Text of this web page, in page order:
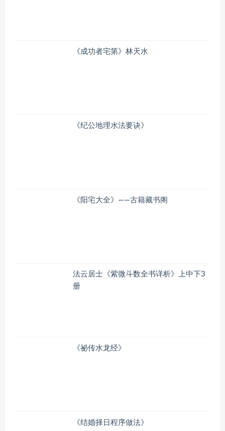
《成功者宅第》林天水
《纪公地理水法要诀》
《阳宅大全》——古籍藏书阁
法云居士《紫微斗数全书详析》上中下3
册
《祕传水龙经》
《结婚择日程序做法》